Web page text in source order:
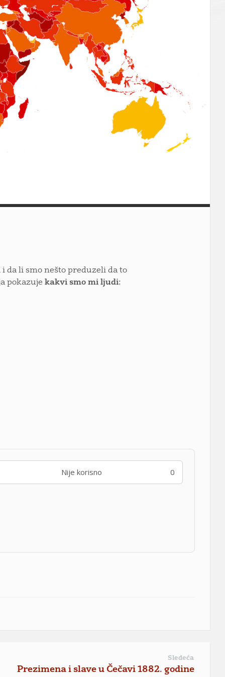
da li smo nešto preduzeli da to
pokazujekakvi smo mi ljudi:
Nije korisno 0
Sledeća
Prezimena i slave u Čečavi 1882. godine